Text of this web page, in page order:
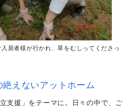
居者様が行かれ、草をむしってくださっ
えないアットホーム
支援」をテーマに。日々の中で、ご